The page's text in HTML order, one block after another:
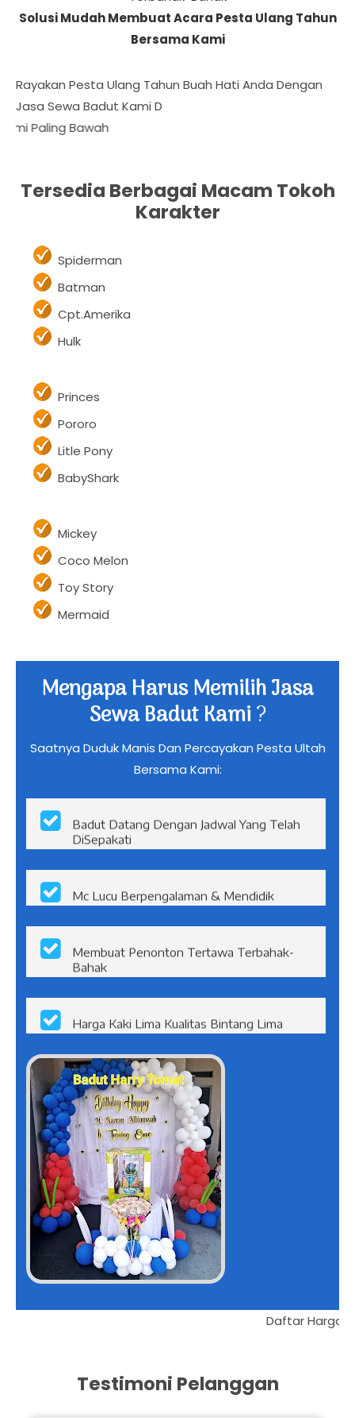
Anak-Anak Sehingga Tercipta Kenyamanan Dan
Membuat Penonton Terhibur Dengan Gelak Tawa
Bersama Kami
Tersedia Berbagai Macam Tokoh
Spiderman
Batman
Hulk
Princes
Pororo
BabyShark
Mickey
Coco Melon
Mengapa Harus Memilih Jasa
Sewa Badut Kami
Bersama Kami:
Badut Datang Dengan Jadwal Yang Telah
DiSepakati
Mc Lucu Berpengalaman & Mendidik
Membuat Penonton Tertawa Terbahak-
Bahak
Harga Kaki Lima Kualitas Bintang Lima